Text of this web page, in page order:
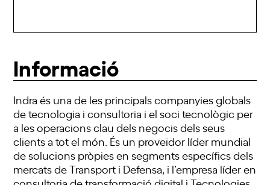
Informació
Indra és una de les principals companyies globals
de tecnologia i consultoria i el soci tecnològic per
a les operacions clau dels negocis dels seus
clients a tot el món. És un proveïdor líder mundial
de solucions pròpies en segments específics dels
mercats de Transport i Defensa, i l’empresa líder en